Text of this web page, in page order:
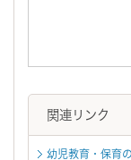
関連リンク
幼児教育・保育